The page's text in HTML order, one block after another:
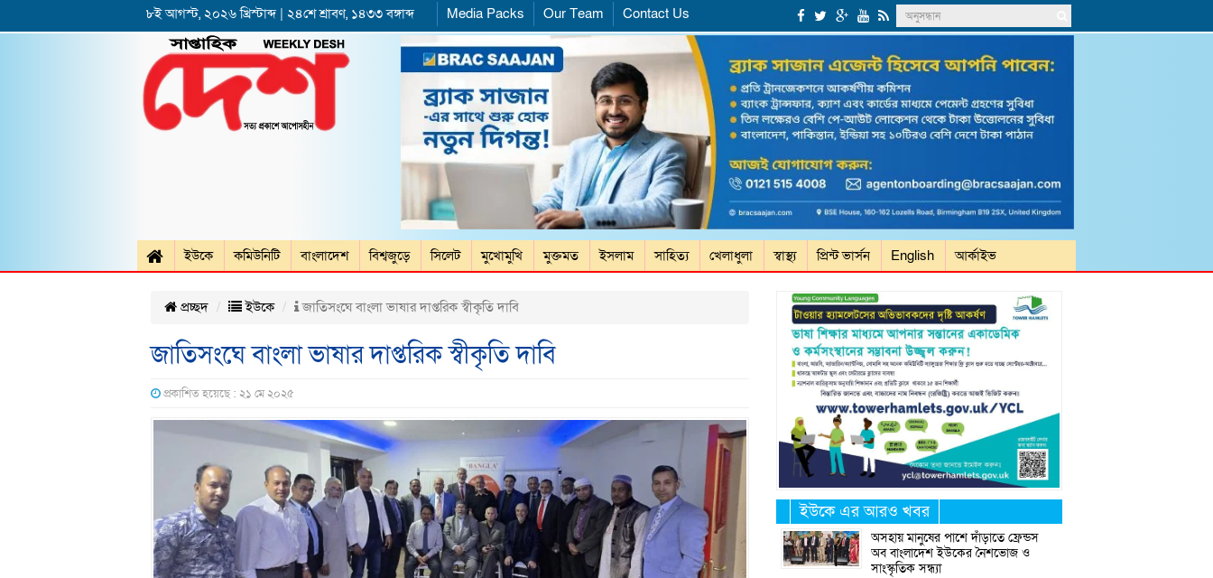
৮ই আগস্ট, ২০২৬ খ্রিস্টাব্দ | ২৪শে শ্রাবণ, ১৪৩৩ বঙ্গাব্দ Media Packs Our Team Contact Us
ইউকে কমিউনিটি বাংলাদেশ বিশ্বজুড়ে সিলেট মুখোমুখি মুক্তমত ইসলাম সাহিত্য খেলাধুলা স্বাস্থ্য প্রিন্ট ভার্সন English আর্কাইভ
প্রচ্ছদ ইউকে জাতিসংঘে বাংলা ভাষার দাপ্তরিক স্বীকৃতি দাবি
জাতিসংঘে বাংলা ভাষার দাপ্তরিক স্বীকৃতি দাবি
প্রকাশিত হয়েছে : ২১ মে ২০২৫
ইউকে এর আরও খবর
অসহায় মানুষের পাশে দাঁড়াতে ফ্রেন্ডস
অব বাংলাদেশ ইউকের নৈশভোজ ও
সাংস্কৃতিক সন্ধ্যা